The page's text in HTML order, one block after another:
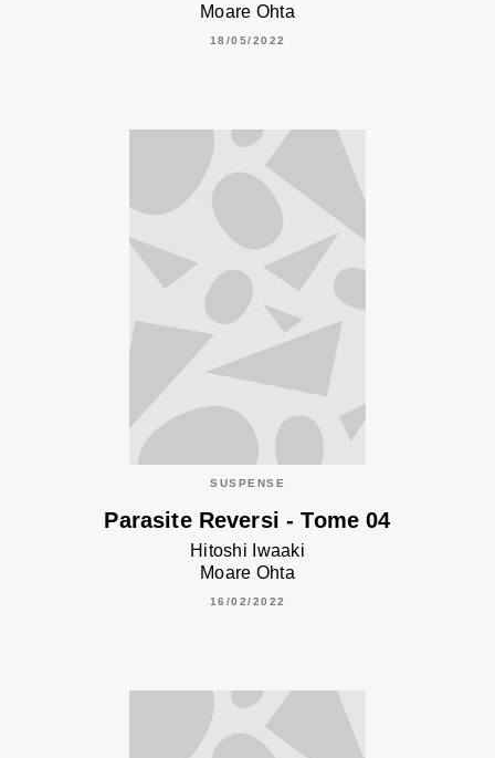
Moare Ohta
18/05/2022
SUSPENSE
Parasite Reversi - Tome 04
Hitoshi Iwaaki
Moare Ohta
16/02/2022